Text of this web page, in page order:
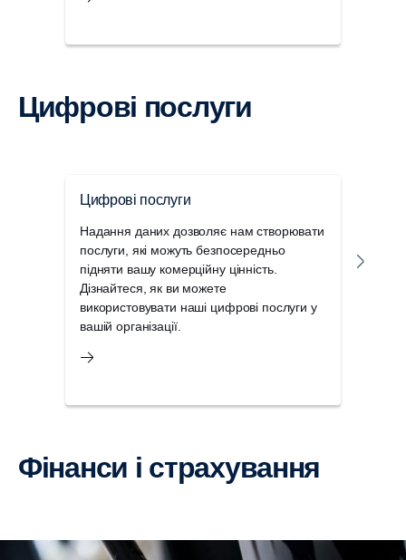
Цифрові послуги
Цифрові послуги
Надання даних дозволяє нам створювати
послуги, які можуть безпосередньо
підняти вашу комерційну цінність.
Дізнайтеся, як ви можете
використовувати наші цифрові послуги у
вашій організації.
Фінанси і страхування